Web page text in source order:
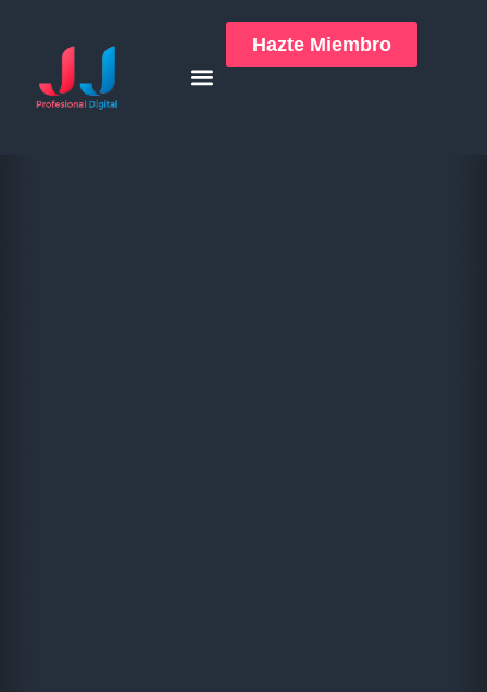
Hazte Miembro